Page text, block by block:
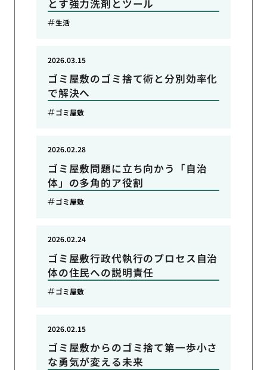
とす強力洗剤とツール
生活
ゴミ屋敷のゴミ捨て術と分別効率化
で解決へ
2026.03.15
ゴミ屋敷
ゴミ屋敷問題に立ち向かう「自治
体」の多角的ア役割
2026.02.28
ゴミ屋敷
ゴミ屋敷行政代執行のプロセス自治
体の住民への説明責任
2026.02.24
ゴミ屋敷
ゴミ屋敷からのゴミ捨て第一歩小さ
な勇気が変える未来
2026.02.15